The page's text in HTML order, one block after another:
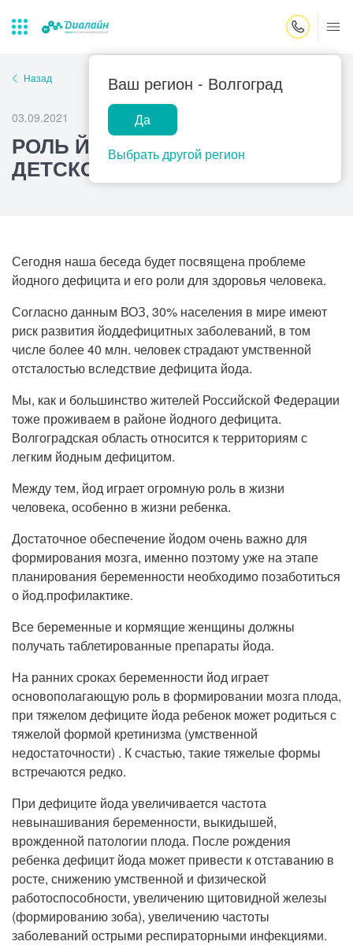
Ваш регион - Волгоград
Да
Выбрать другой регион
Лаборатории
Центр помощи
на дому
Закрыть поиск
Популярные запросы
Прием гинеколога
Прием офтальмолога
Прием уролога
Прием хирурга
Назад
03.09.2021
РОЛЬ ЙОДА В РАЗВИТИИ
ДЕТСКОГО ОРГАНИЗМА
Сегодня наша беседа будет посвящена проблеме
йодного дефицита и его роли для здоровья человека.
Согласно данным ВОЗ, 30% населения в мире имеют
риск развития йоддефицитных заболеваний, в том
числе более 40 млн. человек страдают умственной
отсталостью вследствие дефицита йода.
Мы, как и большинство жителей Российской Федерации
тоже проживаем в районе йодного дефицита.
Волгоградская область относится к территориям с
легким йодным дефицитом.
Между тем, йод играет огромную роль в жизни
человека, особенно в жизни ребенка.
Достаточное обеспечение йодом очень важно для
формирования мозга, именно поэтому уже на этапе
планирования беременности необходимо позаботиться
о йод.профилактике.
Все беременные и кормящие женщины должны
получать таблетированные препараты йода.
На ранних сроках беременности йод играет
основополагающую роль в формировании мозга плода,
при тяжелом дефиците йода ребенок может родиться с
тяжелой формой кретинизма (умственной
недостаточности) . К счастью, такие тяжелые формы
встречаются редко.
При дефиците йода увеличивается частота
невынашивания беременности, выкидышей,
врожденной патологии плода. После рождения
ребенка дефицит йода может привести к отставанию в
росте, снижению умственной и физической
работоспособности, увеличению щитовидной железы
(формированию зоба), увеличению частоты
заболеваний острыми респираторными инфекциями.